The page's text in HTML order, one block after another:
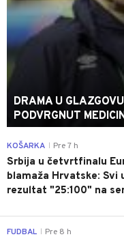
DRAMA U
PODVRGNUT
KOŠARKA Pre 7 h
Srbija u četvrtfinalu
blamaža Hrvatske: Svi
rezultat "25:100" na
FUDBAL Pre 8 h